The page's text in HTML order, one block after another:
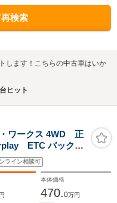
検索
します！こちらの中古車はいか
台ヒット
ワークス 4WD 正
ETC バックカ
トップ 障害物ソナ
ホイール
ライン相談可
本体価格
470.0万円